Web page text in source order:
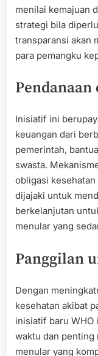
menilai kemajuan
strategi bila
transparansi akan
para pemangku
Pendanaan
Inisiatif ini
keuangan dari
pemerintah,
swasta.
obligasi
dijajaki untuk
berkelanjutan
menular yang
Panggilan
Dengan
kesehatan akibat
inisiatif baru WHO
waktu dan penting
menular yang